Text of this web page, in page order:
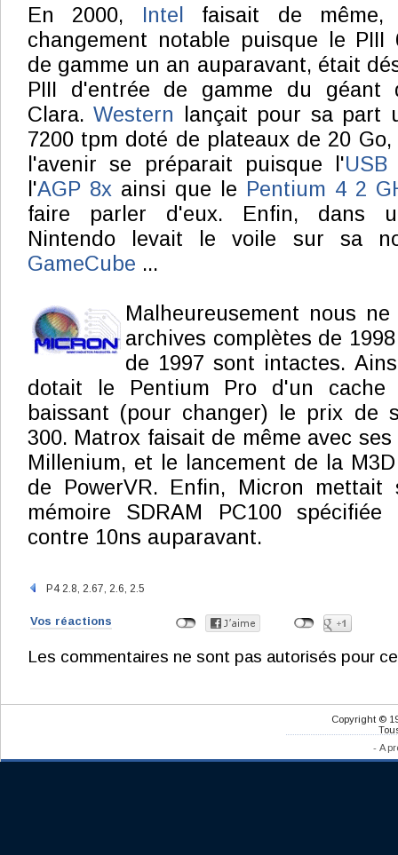
En 2000, Intel
faisait de même,
changement notable puisque le PIII
de gamme un an auparavant, était
PIII d'entrée de gamme du géant
Clara.Western lançait pour sa part
7200 tpm doté de plateaux de 20
l'avenir se préparait puisque l'USB
l'AGP 8x ainsi que le Pentium 4 2
faire parler d'eux. Enfin, dans
Nintendo levait le voile sur sa
GameCube ...
Malheureusement nous
archives complètes de
de 1997 sont intactes.
dotait le Pentium Pro d'un
baissant (pour changer) le prix de
300. Matrox faisait de même avec
Millenium, et le lancement de la
de PowerVR. Enfin, Micron
mémoire SDRAM PC100
contre 10ns auparavant.
P4 2.8, 2.67, 2.6, 2.5
Vos réactions
Les commentaires ne sont pas autorisés pour
Copyright ©
- A